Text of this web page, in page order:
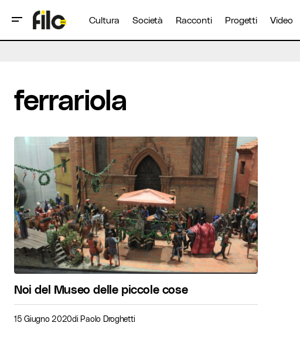
Cultura Società Racconti Progetti Video
ferrariola
Noi del Museo delle piccole cose
15 Giugno 2020di Paolo Droghetti